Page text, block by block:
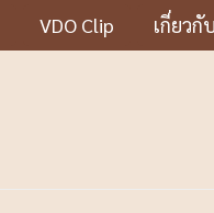
VDO Clip เกี่ยวกั